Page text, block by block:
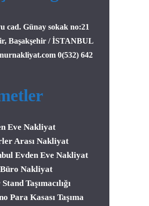
cad. Günay sokak no:21
Başakşehir / İSTANBUL
0(532) 642
Eve Nakliyat
Arası Nakliyat
Evden Eve Nakliyat
Nakliyat
Taşımacılığı
Para Kasası Taşıma